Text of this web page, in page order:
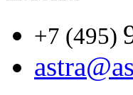
+7 (495)